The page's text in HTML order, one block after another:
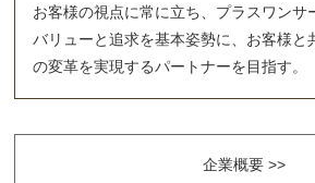
お客様の視点に常に立ち、プラスワンサ
バリューと追求を基本姿勢に、お客様と
の変革を実現するパートナーを目指す。
企業概要 >>